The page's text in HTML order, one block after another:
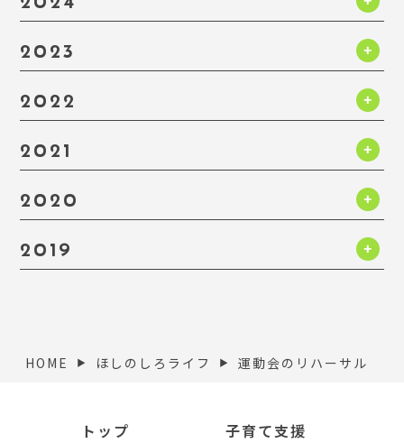
2023
2022
2021
2020
2019
HOME ▶︎ ほしのしろライフ ▶︎ 運動会のリハーサル
トップ
子育て支援